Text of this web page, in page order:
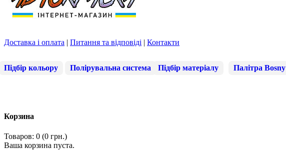
Доставка і оплата | Питання та відповіді | Контакти
Підбір кольору Полірувальна система Підбір матеріалу Палітра Bosny
Корзина
Товаров: 0 (0 грн.)
Ваша корзина пуста.